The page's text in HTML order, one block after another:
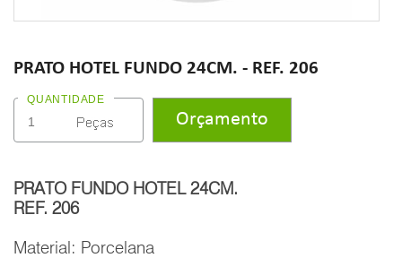
PRATO HOTEL FUNDO 24CM. - REF. 206
QUANTIDADE
PRATO FUNDO HOTEL 24CM.
REF. 206
Material: Porcelana